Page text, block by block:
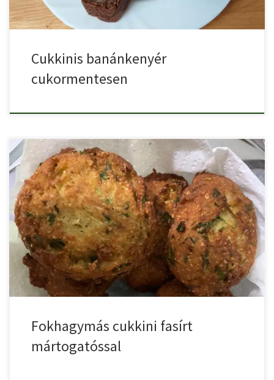
Cukkinis banánkenyér
cukormentesen
Finom, ropogós, fokhagymás cukkini fasírt kétféle mártogatóssal.
Fokhagymás cukkini fasírt […]
Fokhagymás cukkini fasírt
mártogatóssal